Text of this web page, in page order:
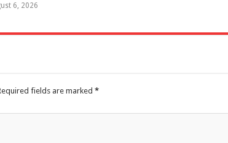
6, 2026
fields are marked *